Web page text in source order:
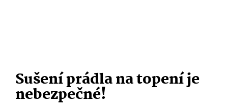
Sušení prádla na topení je
nebezpečné!